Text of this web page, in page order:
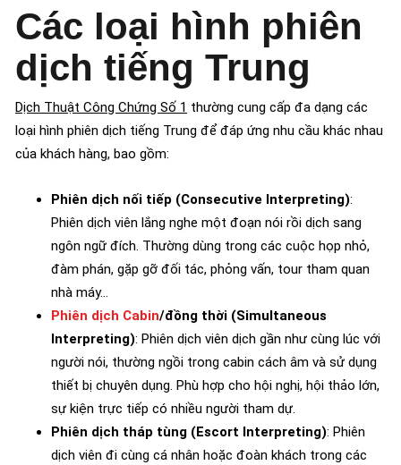
Các loại hình phiên
dịch tiếng Trung
Dịch Thuật Công Chứng Số 1 thường cung cấp đa dạng các
loại hình phiên dịch tiếng Trung để đáp ứng nhu cầu khác nhau
của khách hàng, bao gồm:
Phiên dịch nối tiếp (Consecutive Interpreting):
Phiên dịch viên lắng nghe một đoạn nói rồi dịch sang
ngôn ngữ đích. Thường dùng trong các cuộc họp nhỏ,
đàm phán, gặp gỡ đối tác, phỏng vấn, tour tham quan
nhà máy…
Phiên dịch Cabin/đồng thời (Simultaneous
Interpreting): Phiên dịch viên dịch gần như cùng lúc với
người nói, thường ngồi trong cabin cách âm và sử dụng
thiết bị chuyên dụng. Phù hợp cho hội nghị, hội thảo lớn,
sự kiện trực tiếp có nhiều người tham dự.
Phiên dịch tháp tùng (Escort Interpreting): Phiên
dịch viên đi cùng cá nhân hoặc đoàn khách trong các